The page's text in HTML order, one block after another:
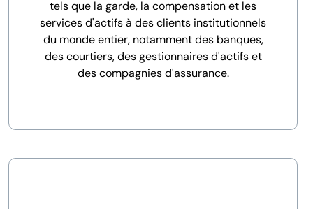
tels que la garde, la compensation et les
services d'actifs à des clients institutionnels
du monde entier, notamment des banques,
des courtiers, des gestionnaires d'actifs et
des compagnies d'assurance.